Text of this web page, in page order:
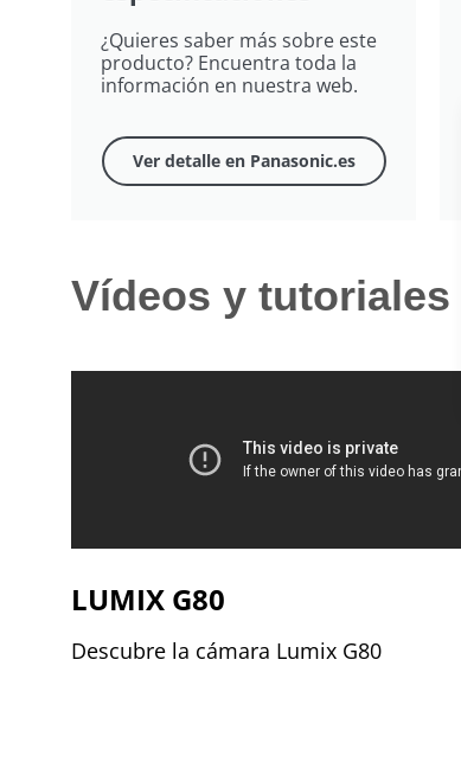
¿Quieres saber más sobre este
producto? Encuentra toda la
información en nuestra web.
Ver detalle en Panasonic.es
Vídeos y tutoriales
LUMIX G80
Descubre la cámara Lumix G80